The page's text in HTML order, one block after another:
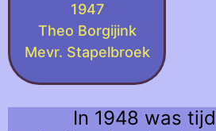
1947
Theo Borgijink
Mevr. Stapelbroek
In 1948 was